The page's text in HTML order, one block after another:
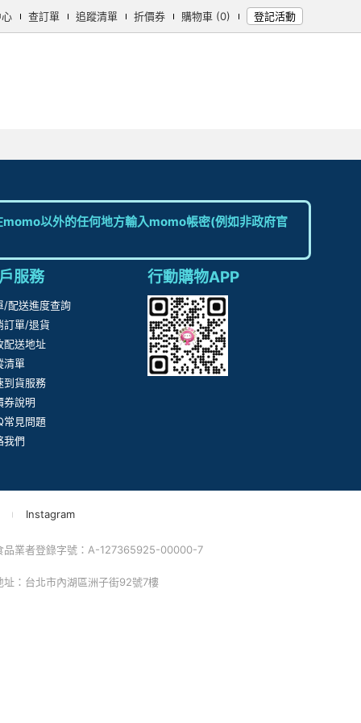
心 查訂單 追蹤清單 折價券 購物車 (0) 登記活動
以外的任何地方輸入momo帳密(例如非政府官
服務
/配送進度查詢
訂單/退貨
配送地址
清單
到貨服務
券說明
常見問題
我們
行動購物APP
Instagram
業者登錄字號：A-127365925-00000-7
：台北市內湖區洲子街92號7樓